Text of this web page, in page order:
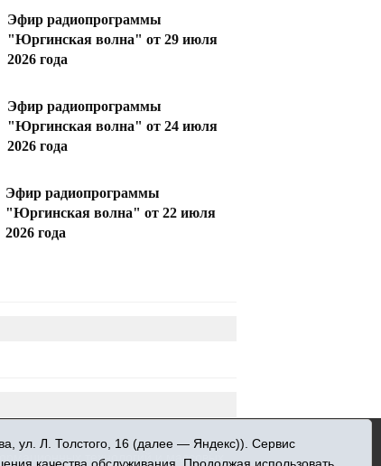
Эфир радиопрограммы
"Юргинская волна" от 29 июля
2026 года
Эфир радиопрограммы
"Юргинская волна" от 24 июля
2026 года
Эфир радиопрограммы
"Юргинская волна" от 22 июля
2026 года
технологий и массовых
ул. Л. Толстого, 16 (далее — Яндекс)). Сервис